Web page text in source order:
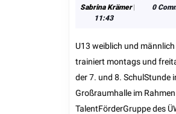
Sabrina Krämer | 0
11:43
U13 weiblich und männlich
trainiert montags und
der 7. und 8. SchulStunde
Großraumhalle im
TalentFörderGruppe des